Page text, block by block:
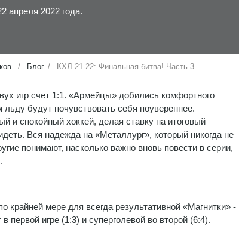
апреля 2022 года.
Блог КХЛ 21-22: Финальная битва! Часть 3.
игр счет 1:1. «Армейцы» добились комфортного
будут почувствовать себя поувереннее.
и спокойный хоккей, делая ставку на итоговый
Вся надежда на «Металлург», который никогда не
понимают, насколько важно вновь повести в серии,
мере для всегда результативной «Магнитки» -
первой игре (1:3) и суперголевой во второй (6:4).